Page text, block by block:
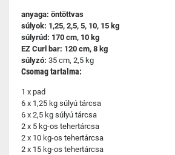
anyaga: öntöttvas
súlyok: 1,25, 2,5, 5, 10, 15 kg
súlyrúd: 170 cm, 10 kg
EZ Curl bar: 120 cm, 8 kg
súlyzó: 35 cm, 2,5 kg
Csomag tartalma:
1 x pad
6 x 1,25 kg súlyú tárcsa
6 x 2,5 kg súlyú tárcsa
2 x 5 kg-os tehertárcsa
2 x 10 kg-os tehertárcsa
2 x 15 kg-os tehertárcsa